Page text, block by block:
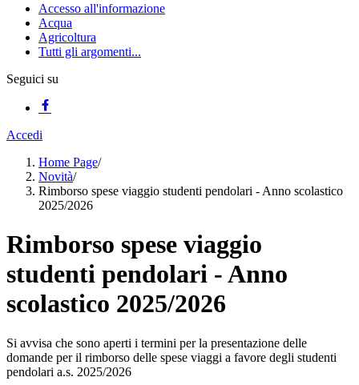
Accesso all'informazione
Acqua
Agricoltura
Tutti gli argomenti...
Seguici su
Accedi
Home Page/
Novità/
Rimborso spese viaggio studenti pendolari - Anno scolastico
2025/2026
Rimborso spese viaggio
studenti pendolari - Anno
scolastico 2025/2026
Si avvisa che sono aperti i termini per la presentazione delle
domande per il rimborso delle spese viaggi a favore degli studenti
pendolari a.s. 2025/2026